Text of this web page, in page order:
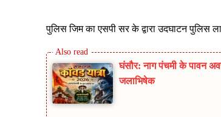
पुलिस जिम का एसपी सर के द्वारा उदघाटन पुलिस
घंसौर: नाग पंचमी के पावन
जलाभिषेक